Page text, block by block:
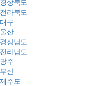
전라북도
대구
울산
경상남도
전라남도
광주
부산
제주도